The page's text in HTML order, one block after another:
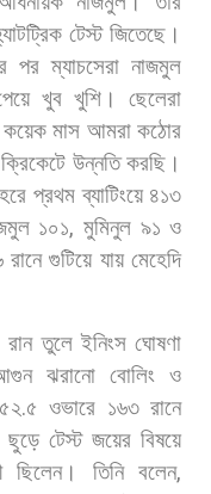
টেস্ট জিতেছে।
পর ম্যাচসেরা নাজমুল
খুব খুশি।
ছেলেরা
কয়েক মাস আমরা কঠোর
ক্রিকেটে উন্নতি করছি।
প্রথম ব্যাটিংয়ে ৪১৩
১০১, মুমিনুল ৯১ ও
রানে গুটিয়ে যায় মেহেদি
রান তুলে ইনিংস ঘোষণা
ঝরানো বোলিং ও
৫২.৫ ওভারে ১৬৩ রানে
ছুড়ে টেস্ট জয়ের বিষয়ে
ছিলেন। তিনি বলেন,